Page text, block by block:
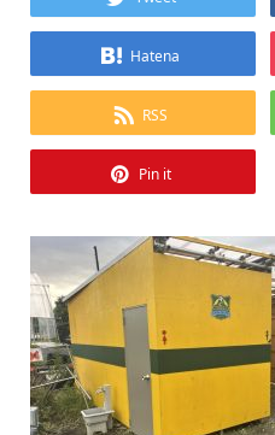
Hatena
RSS
Pin it